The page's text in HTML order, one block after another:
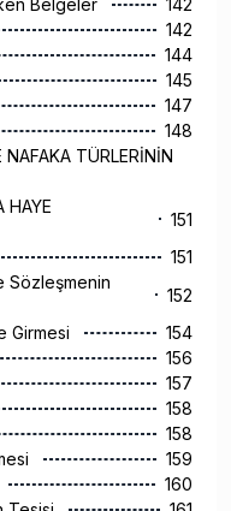
Belgeler
142
142
144
145
147
148
NAFAKA TÜRLERİNİN
HAYE
151
151
Sözleşmenin
152
Girmesi
154
156
157
158
158
159
160